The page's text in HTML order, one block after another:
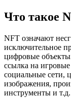
Что такое
NFT означают
исключительное
цифровые
ссылка на
социальные сети,
изображения,
инструменты и т.д.